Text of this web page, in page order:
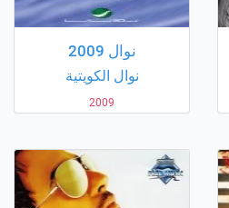
نوال 2009
نوال الكويتية
2009